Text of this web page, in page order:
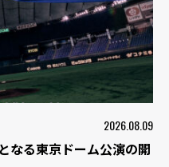
2026.08.09
なる東京ドーム公演の開